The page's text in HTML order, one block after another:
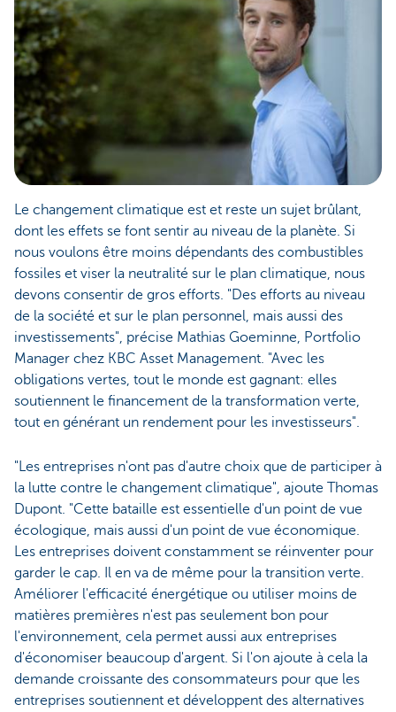
Le changement climatique est et reste un sujet brûlant,
dont les effets se font sentir au niveau de la planète. Si
nous voulons être moins dépendants des combustibles
fossiles et viser la neutralité sur le plan climatique, nous
devons consentir de gros efforts. "Des efforts au niveau
de la société et sur le plan personnel, mais aussi des
investissements", précise Mathias Goeminne, Portfolio
Manager chez KBC Asset Management. "Avec les
obligations vertes, tout le monde est gagnant: elles
soutiennent le financement de la transformation verte,
tout en générant un rendement pour les investisseurs".
"Les entreprises n'ont pas d'autre choix que de participer à
la lutte contre le changement climatique", ajoute Thomas
Dupont. "Cette bataille est essentielle d'un point de vue
écologique, mais aussi d'un point de vue économique.
Les entreprises doivent constamment se réinventer pour
garder le cap. Il en va de même pour la transition verte.
Améliorer l'efficacité énergétique ou utiliser moins de
matières premières n'est pas seulement bon pour
l'environnement, cela permet aussi aux entreprises
d'économiser beaucoup d'argent. Si l'on ajoute à cela la
demande croissante des consommateurs pour que les
entreprises soutiennent et développent des alternatives